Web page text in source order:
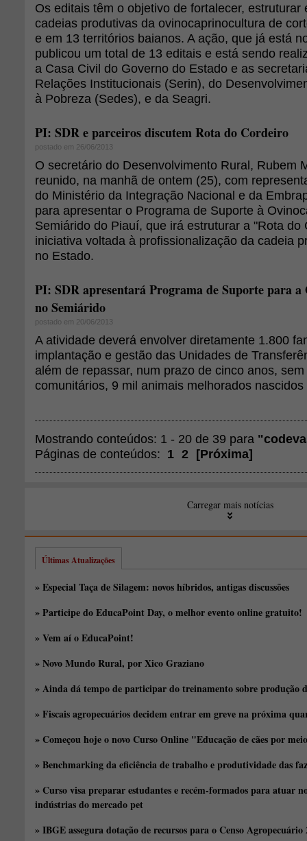
Os editais têm o objetivo de fortalecer, estruturar
cadeias produtivas da ovinocaprinocultura de
e em 13 territórios baianos. A ação, que já está
publicou um total de 13 editais e está sendo
a Casa Civil do Governo do Estado e as
Relações Institucionais (Serin), do
à Pobreza (Sedes), e da Seagri.
PI: SDR e parceiros discutem Rota do Cordeiro
postado em 26/06/2013
O secretário do Desenvolvimento Rural, Rubem
reunido, na manhã de ontem (25), com
do Ministério da Integração Nacional e da
para apresentar o Programa de Suporte à
Semiárido do Piauí, que irá estruturar a "Rota do
iniciativa voltada à profissionalização da cadeia
no Estado.
PI: SDR apresentará Programa de Suporte para
no Semiárido
postado em 20/06/2013
A atividade deverá envolver diretamente 1.800
implantação e gestão das Unidades de
além de repassar, num prazo de cinco anos,
comunitários, 9 mil animais melhorados
Mostrando conteúdos: 1 - 20 de 39 para
Páginas de conteúdos: 1 2 [Próxima]
Carregar mais notícias
Últimas Atualizações
» Especial Taça de Silagem: novos híbridos, antigas discussões
» Participe do EducaPoint Day, o melhor evento online gratuito!
» Vem aí o EducaPoint!
» Novo Mundo Rural, por Xico Graziano
» Ainda dá tempo de participar do treinamento sobre produção
» Fiscais agropecuários decidem entrar em greve na próxima
» Começou hoje o novo Curso Online "Educação de cães por
» Benchmarking da eficiência de trabalho e produtividade das
» Curso visa preparar estudantes e recém-formados para atuar
indústrias do mercado pet
» IBGE assegura dotação de recursos para o Censo Agropecuário